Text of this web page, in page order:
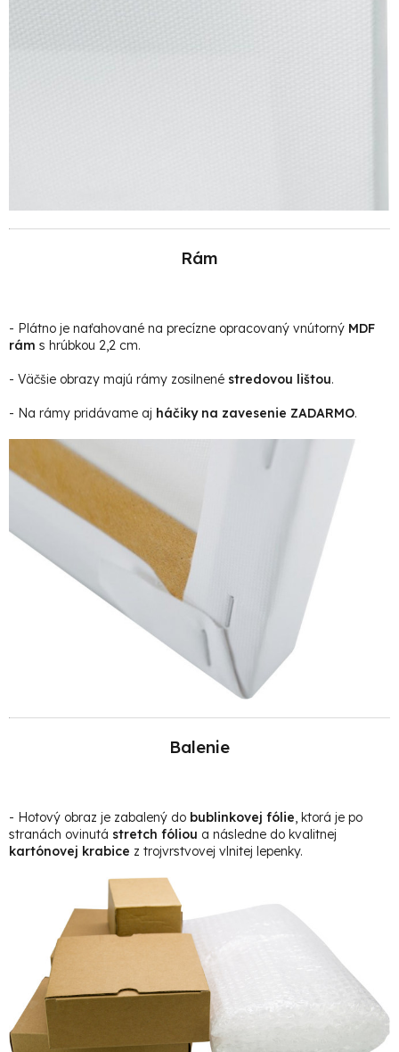
Rám
- Plátno je naťahované na precízne opracovaný vnútorný MDF
rám s hrúbkou 2,2 cm.
- Väčšie obrazy majú rámy zosilnené stredovou lištou.
- Na rámy pridávame aj háčiky na zavesenie ZADARMO.
Balenie
- Hotový obraz je zabalený do bublinkovej fólie, ktorá je po
stranách ovinutá stretch fóliou a následne do kvalitnej
kartónovej krabice z trojvrstvovej vlnitej lepenky.